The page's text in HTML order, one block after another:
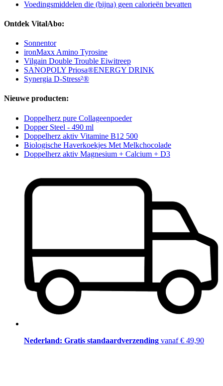
Voedingsmiddelen die (bijna) geen calorieën bevatten
Ontdek VitalAbo:
Sonnentor
ironMaxx Amino Tyrosine
Vilgain Double Trouble Eiwitreep
SANOPOLY Priosa®ENERGY DRINK
Synergia D-Stress²®
Nieuwe producten:
Doppelherz pure Collageenpoeder
Dopper Steel - 490 ml
Doppelherz aktiv Vitamine B12 500
Biologische Haverkoekjes Met Melkchocolade
Doppelherz aktiv Magnesium + Calcium + D3
Nederland: Gratis standaardverzending vanaf € 49,90